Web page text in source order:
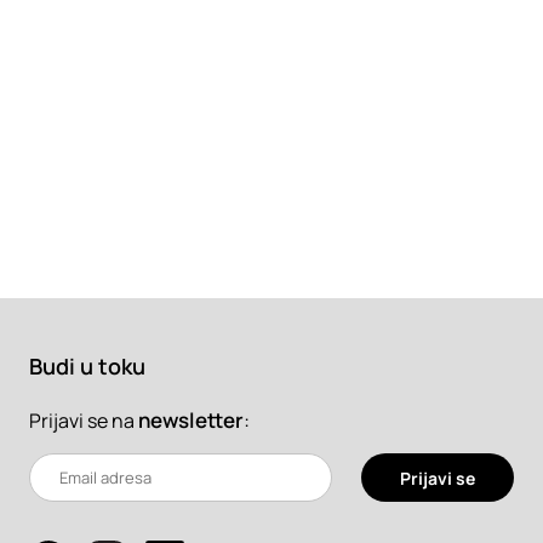
Budi u toku
Prijavi se na newsletter:
Prijavi se